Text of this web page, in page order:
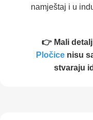
namještaj i u
👉 Mali
Pločice nisu
stvaraju